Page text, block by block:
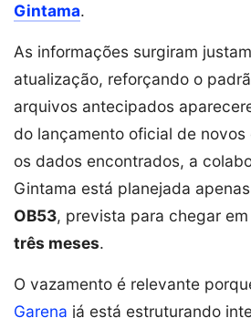
Gintama.
As informações surgiram
atualização, reforçando o
arquivos antecipados
do lançamento oficial de
os dados encontrados, a
Gintama está planejada
OB53, prevista para chegar
três meses.
O vazamento é relevante
Garena já está estruturando